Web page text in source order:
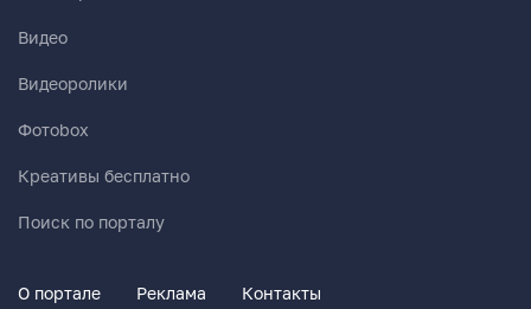
Видео
Видеоролики
Фотоbox
Креативы бесплатно
Поиск по порталу
О портале Реклама Контакты